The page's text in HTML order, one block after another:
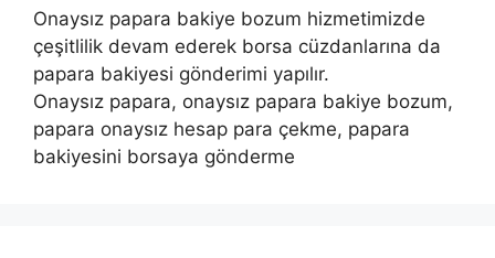
Onaysız papara bakiye bozum hizmetimizde
çeşitlilik devam ederek borsa cüzdanlarına da
papara bakiyesi gönderimi yapılır.
Onaysız papara, onaysız papara bakiye bozum,
papara onaysız hesap para çekme, papara
bakiyesini borsaya gönderme